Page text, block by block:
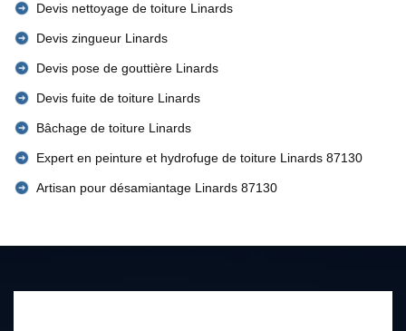
Devis nettoyage de toiture Linards
Devis zingueur Linards
Devis pose de gouttière Linards
Devis fuite de toiture Linards
Bâchage de toiture Linards
Expert en peinture et hydrofuge de toiture Linards 87130
Artisan pour désamiantage Linards 87130